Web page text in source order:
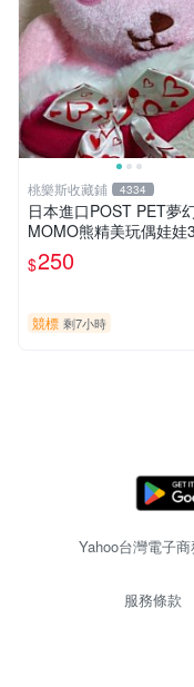
桃樂斯收藏鋪 4334
日本進口POST PET夢
MOMO熊精美玩偶娃娃
$250
競標 剩7小時
Yahoo台灣電子
服務條款